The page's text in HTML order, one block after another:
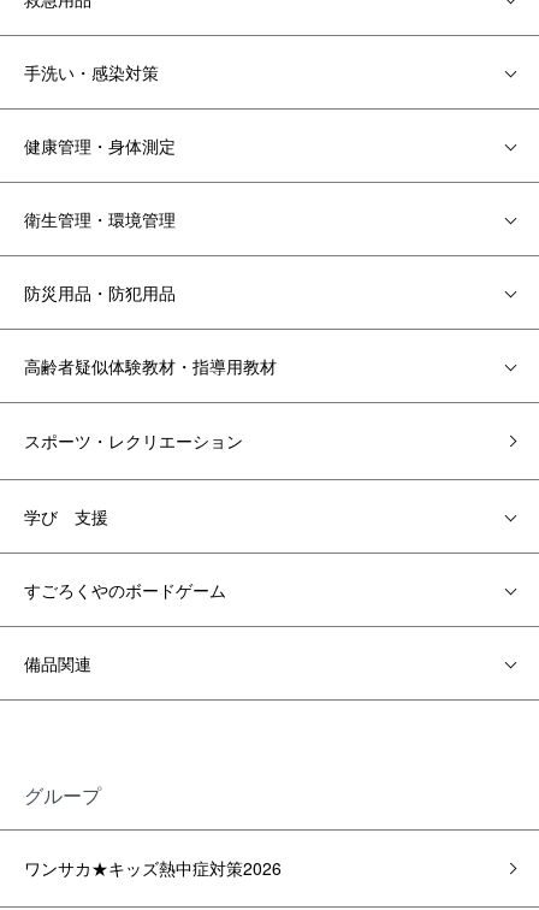
手洗い・感染対策
健康管理・身体測定
衛生管理・環境管理
防災用品・防犯用品
高齢者疑似体験教材・指導用教材
スポーツ・レクリエーション
学び 支援
すごろくやのボードゲーム
備品関連
グループ
ワンサカ★キッズ熱中症対策2026